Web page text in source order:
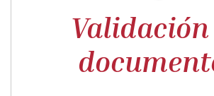
Validación